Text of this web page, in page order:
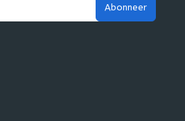
Abonneer